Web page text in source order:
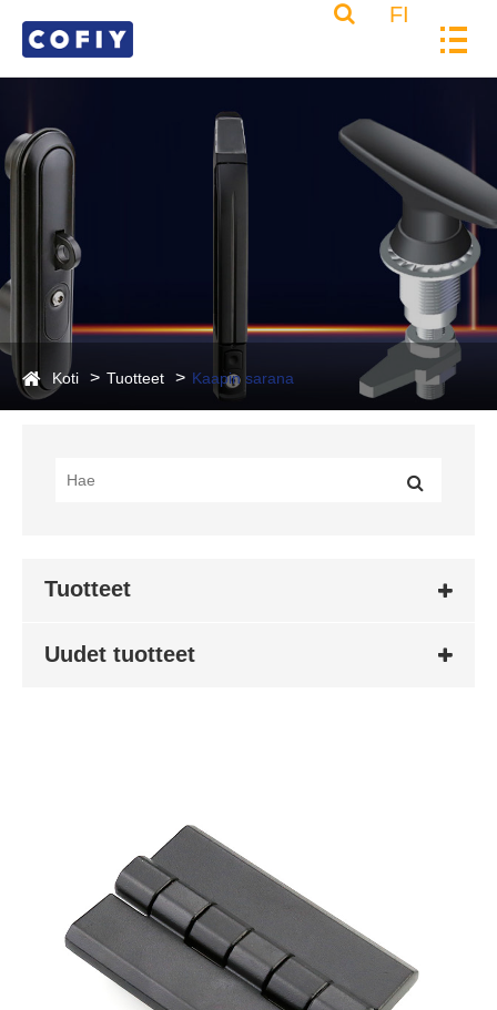
FI
Koti Tuotteet Kaapin sarana
Tuotteet
Uudet tuotteet